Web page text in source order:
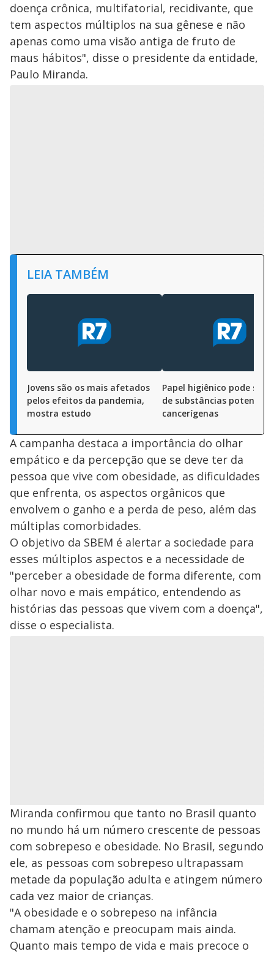
doença crônica, multifatorial, recidivante, que
tem aspectos múltiplos na sua gênese e não
apenas como uma visão antiga de fruto de
maus hábitos", disse o presidente da entidade,
Paulo Miranda.
LEIA TAMBÉM
Jovens são os mais afetados
pelos efeitos da pandemia,
mostra estudo
Papel higiênico pode ser
de substâncias
cancerígenas
A campanha destaca a importância do olhar
empático e da percepção que se deve ter da
pessoa que vive com obesidade, as dificuldades
que enfrenta, os aspectos orgânicos que
envolvem o ganho e a perda de peso, além das
múltiplas comorbidades.
O objetivo da SBEM é alertar a sociedade para
esses múltiplos aspectos e a necessidade de
"perceber a obesidade de forma diferente, com
olhar novo e mais empático, entendendo as
histórias das pessoas que vivem com a doença",
disse o especialista.
Miranda confirmou que tanto no Brasil quanto
no mundo há um número crescente de pessoas
com sobrepeso e obesidade. No Brasil, segundo
ele, as pessoas com sobrepeso ultrapassam
metade da população adulta e atingem número
cada vez maior de crianças.
"A obesidade e o sobrepeso na infância
chamam atenção e preocupam mais ainda.
Quanto mais tempo de vida e mais precoce o